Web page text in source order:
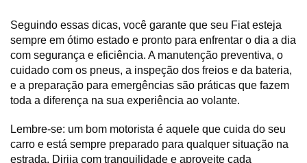
Seguindo essas dicas, você garante que seu Fiat esteja
sempre em ótimo estado e pronto para enfrentar o dia a dia
com segurança e eficiência. A manutenção preventiva, o
cuidado com os pneus, a inspeção dos freios e da bateria,
e a preparação para emergências são práticas que fazem
toda a diferença na sua experiência ao volante.
Lembre-se: um bom motorista é aquele que cuida do seu
carro e está sempre preparado para qualquer situação na
estrada. Dirija com tranquilidade e aproveite cada